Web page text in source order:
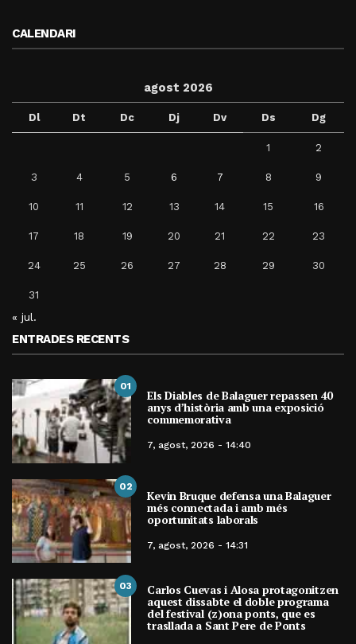
CALENDARI
agost 2026
Dl Dt Dc Dj Dv Ds Dg
1 2
3 4 5 6 7 8 9
10 11 12 13 14 15 16
17 18 19 20 21 22 23
24 25 26 27 28 29 30
31
« jul.
ENTRADES RECENTS
01
Els Diables de Balaguer repassen 40
anys d’història amb una exposició
commemorativa
7, agost, 2026 - 14:40
02
Kevin Bruque defensa una Balaguer
més connectada i amb més
oportunitats laborals
7, agost, 2026 - 14:31
03 Carlos Cuevas i Alosa protagonitzen
aquest dissabte el doble programa
del festival (z)ona ponts, que es
trasllada a Sant Pere de Ponts